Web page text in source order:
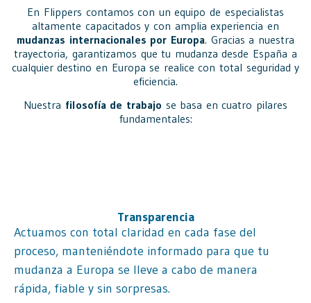
En Flippers contamos con un equipo de especialistas
altamente capacitados y con amplia experiencia en
mudanzas internacionales por Europa. Gracias a nuestra
trayectoria, garantizamos que tu mudanza desde España a
cualquier destino en Europa se realice con total seguridad y
eficiencia.
Nuestra filosofía de trabajo se basa en cuatro pilares
fundamentales:
Transparencia
Actuamos con total claridad en cada fase del
proceso, manteniéndote informado para que tu
mudanza a Europa se lleve a cabo de manera
rápida, fiable y sin sorpresas.